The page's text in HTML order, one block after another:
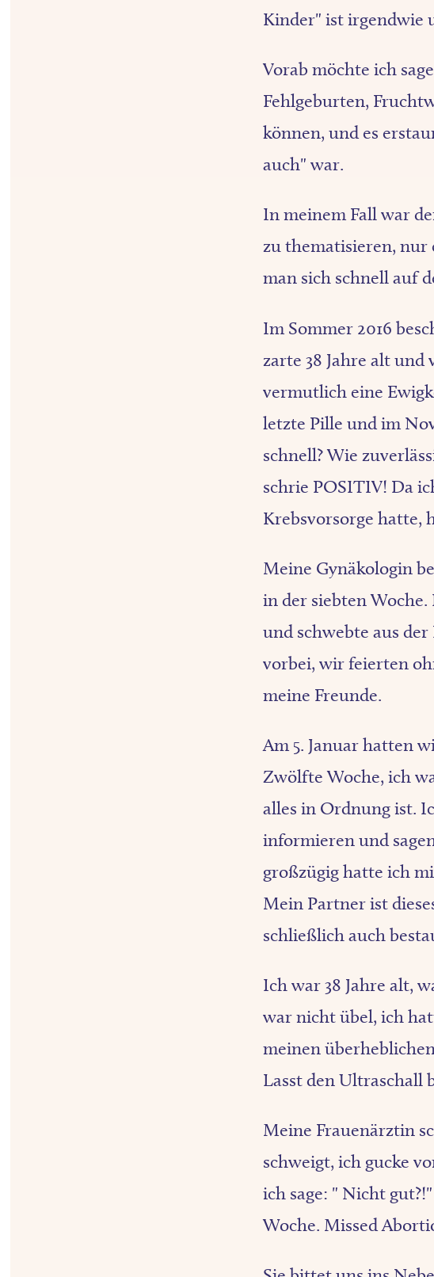
Kinder" ist irgendwie
Vorab möchte ich
Fehlgeburten,
können, und es
auch" war.
In meinem Fall war
zu thematisieren,
man sich schnell auf
Im Sommer 2016
zarte 38 Jahre alt und
vermutlich eine
letzte Pille und im
schnell? Wie
schrie POSITIV! Da
Krebsvorsorge hatte,
Meine Gynäkologin
in der siebten
und schwebte aus
vorbei, wir feierten
meine Freunde.
Am 5. Januar hatten
Zwölfte Woche, ich
alles in Ordnung ist.
informieren und
großzügig hatte ich
Mein Partner ist
schließlich auch
Ich war 38 Jahre alt,
war nicht übel, ich
meinen
Lasst den Ultraschall
Meine Frauenärztin
schweigt, ich gucke
ich sage: " Nicht
Woche. Missed